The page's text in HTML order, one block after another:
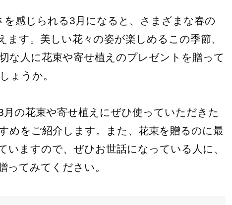
を感じられる3月になると、さまざまな春の
ます。美しい花々の姿が楽しめるこの季節、
な人に花束や寄せ植えのプレゼントを贈って
ょうか。
月の花束や寄せ植えにぜひ使っていただきた
めをご紹介します。また、花束を贈るのに最
いますので、ぜひお世話になっている人に、
ってみてください。